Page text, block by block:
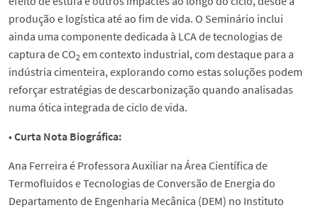
produção e logística até ao fim de vida. O Seminário inclui
ainda uma componente dedicada à LCA de tecnologias de
captura de CO2 em contexto industrial, com destaque para a
indústria cimenteira, explorando como estas soluções podem
reforçar estratégias de descarbonização quando analisadas
numa ótica integrada de ciclo de vida.
•Curta Nota Biográfica:
Ana Ferreira é Professora Auxiliar na Área Científica de
Termofluidos e Tecnologias de Conversão de Energia do
Departamento de Engenharia Mecânica (DEM) no Instituto